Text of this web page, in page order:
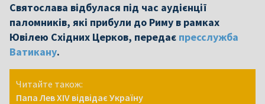
Святослава відбулася під час аудієнції
паломників, які прибули до Риму в рамках
Ювілею Східних Церков, передає пресслужба
Ватикану.
Читайте також:
Папа Лев XIV відвідає Україну